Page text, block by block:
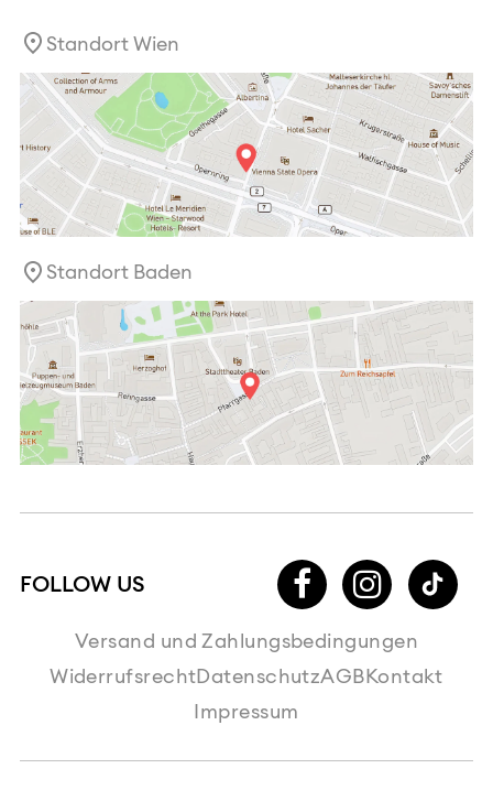
Standort Wien
Standort Baden
Versand und Zahlungsbedingungen
WiderrufsrechtDatenschutzAGBKontakt
Impressum